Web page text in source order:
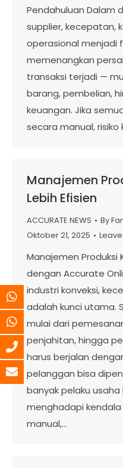
Pendahuluan Dalam
supplier, kecepatan,
operasional menjadi
memenangkan
transaksi terjadi —
barang, pembelian,
keuangan. Jika
secara manual, risiko
Manajemen
Lebih Efisien
ACCURATE NEWS By
Oktober 21, 2025
Manajemen Produksi
dengan Accurate
industri konveksi,
adalah kunci utama.
mulai dari
penjahitan, hingga
harus berjalan
pelanggan bisa
banyak pelaku usaha
menghadapi
manual,…